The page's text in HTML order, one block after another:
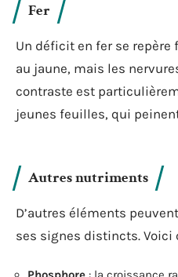
Fer
Un déficit en fer se
au jaune, mais les
contraste est
jeunes feuilles, qui
Autres nutriments
D’autres éléments
ses signes distincts.